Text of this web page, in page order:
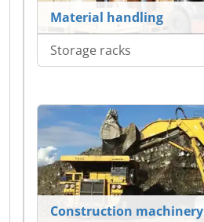
Material handling
Storage racks
Construction machinery